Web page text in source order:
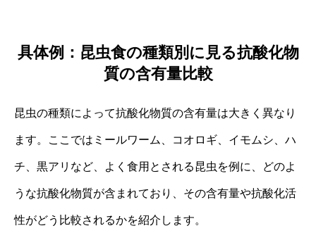
具体例：昆虫食の種類別に見る抗酸化物
質の含有量比較
昆虫の種類によって抗酸化物質の含有量は大きく異なり
ます。ここではミールワーム、コオロギ、イモムシ、ハ
チ、黒アリなど、よく食用とされる昆虫を例に、どのよ
うな抗酸化物質が含まれており、その含有量や抗酸化活
性がどう比較されるかを紹介します。